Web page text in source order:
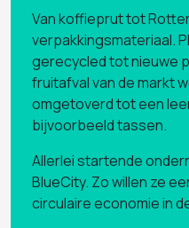
Van koffieprut tot
verpakkingsmateriaal.
gerecycled tot nieuwe
fruitafval van de markt
omgetoverd tot een
bijvoorbeeld tassen.
Allerlei startende
BlueCity. Zo willen ze
circulaire economie in